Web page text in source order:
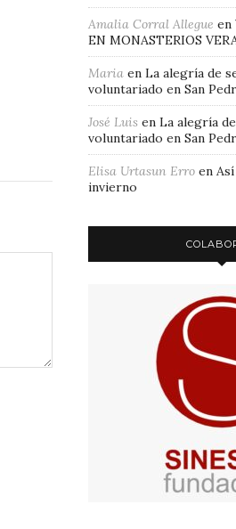
Amalia Corral Allegue en
EN MONASTERIOS
Maria en La alegría de
voluntariado en San
José Luis en La alegría
voluntariado en San
Elisa Urtasun Erro en
invierno